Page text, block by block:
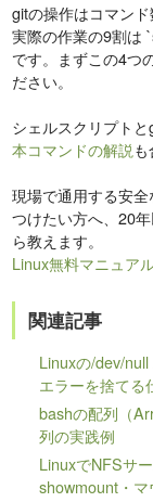
gitの操作はコマン
実際の作業の9割
です。まずこの4つ
ださい。
シェルスクリプトと
本コマンドの解説
現場で通用する安
つけたい方へ、20
ら教えます。
Linux無料マニュア
関連記事
Linuxの/dev/
エラーを捨てる
bashの配列（
列の実践例
LinuxでNFSサ
showmount・